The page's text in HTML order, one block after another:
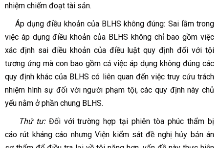
nhiệm chiếm đoạt tài sản.
Áp dụng điều khoản của BLHS không đúng: Sai lầm trong
việc áp dụng điều khoản của BLHS không chỉ bao gồm việc
xác định sai điều khoản của điều luật quy định đối với tội
tương ứng mà con bao gồm cả việc áp dụng không đúng các
quy định khác của BLHS có liên quan đến việc truy cứu trách
nhiệm hình sự đối với người phạm tội, các quy định này chủ
yếu nằm ở phần chung BLHS.
Thứ tư: Đối với trường hợp tại phiên tòa phúc thẩm bị
cáo rút kháng cáo nhưng Viện kiểm sát đề nghị hủy bản án